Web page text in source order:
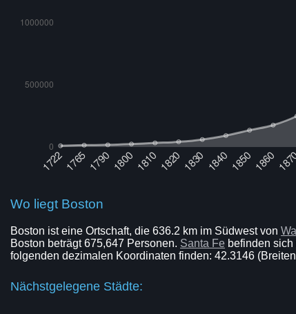
Wo liegt Boston
Boston ist eine Ortschaft, die 636.2 km im Südwest von
Boston beträgt 675,647 Personen. Santa Fe befinden
folgenden dezimalen Koordinaten finden: 42.3146
Nächstgelegene Städte: